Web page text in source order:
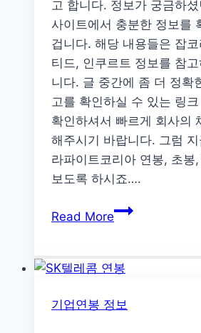
고
완
벽
정
리
고 합니다. 정보가 궁금하
사이트에서 충분한 정보를
겁니다. 해당 내용들은 잡
티드, 인쿠르트 정보를 참
니다. 글 중간에 좀 더 정확
고를 확인하실 수 있는 링
확인하셔서 빠르게 회사의
해주시기 바랍니다. 그럼
라파이트코리아 연봉, 초봉
보도록 하시죠….
Read More이
그
파
기업연봉 정보